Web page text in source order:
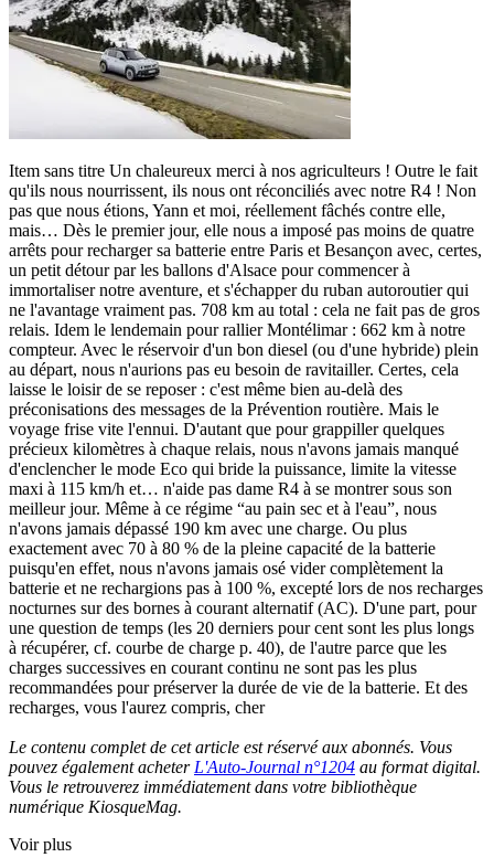
Item sans titre Un chaleureux merci à nos agriculteurs ! Outre le fait
qu'ils nous nourrissent, ils nous ont réconciliés avec notre R4 ! Non
pas que nous étions, Yann et moi, réellement fâchés contre elle,
mais… Dès le premier jour, elle nous a imposé pas moins de quatre
arrêts pour recharger sa batterie entre Paris et Besançon avec, certes,
un petit détour par les ballons d'Alsace pour commencer à
immortaliser notre aventure, et s'échapper du ruban autoroutier qui
ne l'avantage vraiment pas. 708 km au total : cela ne fait pas de gros
relais. Idem le lendemain pour rallier Montélimar : 662 km à notre
compteur. Avec le réservoir d'un bon diesel (ou d'une hybride) plein
au départ, nous n'aurions pas eu besoin de ravitailler. Certes, cela
laisse le loisir de se reposer : c'est même bien au-delà des
préconisations des messages de la Prévention routière. Mais le
voyage frise vite l'ennui. D'autant que pour grappiller quelques
précieux kilomètres à chaque relais, nous n'avons jamais manqué
d'enclencher le mode Eco qui bride la puissance, limite la vitesse
maxi à 115 km/h et… n'aide pas dame R4 à se montrer sous son
meilleur jour. Même à ce régime “au pain sec et à l'eau”, nous
n'avons jamais dépassé 190 km avec une charge. Ou plus
exactement avec 70 à 80 % de la pleine capacité de la batterie
puisqu'en effet, nous n'avons jamais osé vider complètement la
batterie et ne rechargions pas à 100 %, excepté lors de nos recharges
nocturnes sur des bornes à courant alternatif (AC). D'une part, pour
une question de temps (les 20 derniers pour cent sont les plus longs
à récupérer, cf. courbe de charge p. 40), de l'autre parce que les
charges successives en courant continu ne sont pas les plus
recommandées pour préserver la durée de vie de la batterie. Et des
recharges, vous l'aurez compris, cher
Le contenu complet de cet article est réservé aux abonnés. Vous
pouvez également acheter L'Auto-Journal n°1204 au format digital.
Vous le retrouverez immédiatement dans votre bibliothèque
numérique KiosqueMag.
Voir plus